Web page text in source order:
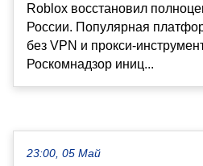
Roblox восстановил
России. Популярная
без VPN и прокси-
Роскомнадзор иниц...
23:00, 05 Май